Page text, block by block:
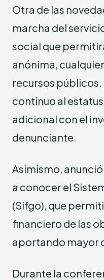
Otra de las
marcha del
social que
anónima,
recursos
continuo al
adicional con el
denunciante.
Asimismo,
a conocer el
(Sifgo), que
financiero de las
aportando mayor
Durante la